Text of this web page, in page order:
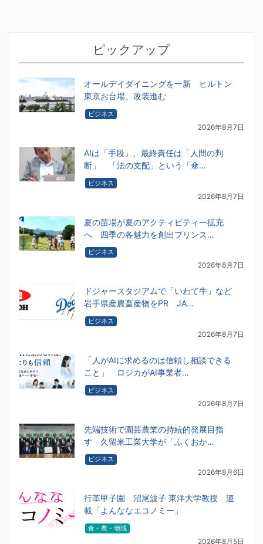
ピックアップ
オールデイダイニングを一新 ヒルトン
東京お台場、改装進む
ビジネス
2026年8月7日
AIは「手段」、最終責任は「人間の判
断」 「法の支配」という「傘…
ビジネス
2026年8月7日
夏の苗場が夏のアクティビティー拡充
へ 四季の各魅力を創出プリンス…
ビジネス
2026年8月7日
ドジャースタジアムで「いわて牛」など
岩手県産農畜産物をPR JA…
ビジネス
2026年8月7日
「人がAIに求めるのは信頼し相談できる
こと」 ロジカがAI事業者…
ビジネス
2026年8月7日
先端技術で園芸農業の持続的発展目指
す 久留米工業大学が「ふくおか…
ビジネス
2026年8月6日
行革甲子園 沼尾波子 東洋大学教授 連
載「よんななエコノミー」
食・農・地域
2026年8月5日